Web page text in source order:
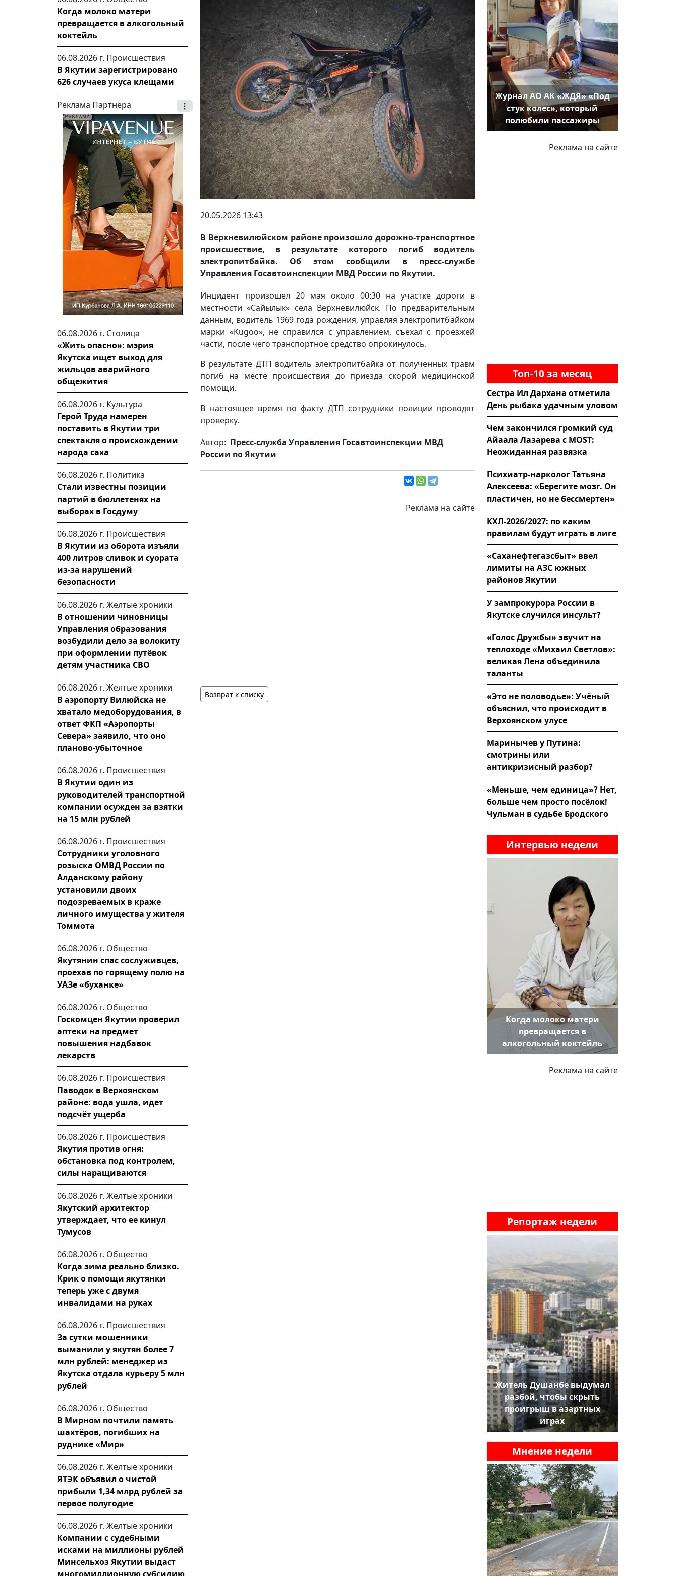
Когда молоко матери
превращается в алкогольный
коктейль
06.08.2026 г. Происшествия
В Якутии зарегистрировано
626 случаев укуса клещами
Реклама Партнёра
06.08.2026 г. Столица
«Жить опасно»: мэрия
Якутска ищет выход для
жильцов аварийного
общежития
06.08.2026 г. Культура
Герой Труда намерен
поставить в Якутии три
спектакля о происхождении
народа саха
06.08.2026 г. Политика
Стали известны позиции
партий в бюллетенях на
выборах в Госдуму
06.08.2026 г. Происшествия
В Якутии из оборота изъяли
400 литров сливок и суората
из-за нарушений
безопасности
06.08.2026 г. Желтые хроники
В отношении чиновницы
Управления образования
возбудили дело за волокиту
при оформлении путёвок
детям участника СВО
06.08.2026 г. Желтые хроники
В аэропорту Вилюйска не
хватало медоборудования, в
ответ ФКП «Аэропорты
Севера» заявило, что оно
планово-убыточное
06.08.2026 г. Происшествия
В Якутии один из
руководителей транспортной
компании осужден за взятки
на 15 млн рублей
06.08.2026 г. Происшествия
Сотрудники уголовного
розыска ОМВД России по
Алданскому району
установили двоих
подозреваемых в краже
личного имущества у жителя
Томмота
06.08.2026 г. Общество
Якутянин спас сослуживцев,
проехав по горящему полю на
УАЗе «буханке»
06.08.2026 г. Общество
Госкомцен Якутии проверил
аптеки на предмет
повышения надбавок
лекарств
06.08.2026 г. Происшествия
Паводок в Верхоянском
районе: вода ушла, идет
подсчёт ущерба
06.08.2026 г. Происшествия
Якутия против огня:
обстановка под контролем,
силы наращиваются
06.08.2026 г. Желтые хроники
Якутский архитектор
утверждает, что ее кинул
Тумусов
06.08.2026 г. Общество
Когда зима реально близко.
Крик о помощи якутянки
теперь уже с двумя
инвалидами на руках
06.08.2026 г. Происшествия
За сутки мошенники
выманили у якутян более 7
млн рублей: менеджер из
Якутска отдала курьеру 5 млн
рублей
06.08.2026 г. Общество
В Мирном почтили память
шахтёров, погибших на
руднике «Мир»
06.08.2026 г. Желтые хроники
ЯТЭК объявил о чистой
прибыли 1,34 млрд рублей за
первое полугодие
06.08.2026 г. Желтые хроники
Компании с судебными
исками на миллионы рублей
Минсельхоз Якутии выдаст
20.05.2026 13:43
В Верхневилюйском районе произошло дорожно-транспортное
происшествие, в результате которого погиб водитель
электропитбайка. Об этом сообщили в пресс-службе
Управления Госавтоинспекции МВД России по Якутии.
Инцидент произошел 20 мая около 00:30 на участке дороги в
местности «Сайылык» села Верхневилюйск. По предварительным
данным, водитель 1969 года рождения, управляя электропитбайком
марки «Kugoo», не справился с управлением, съехал с проезжей
части, после чего транспортное средство опрокинулось.
В результате ДТП водитель электропитбайка от полученных травм
погиб на месте происшествия до приезда скорой медицинской
помощи.
В настоящее время по факту ДТП сотрудники полиции проводят
проверку.
Автор: Пресс-служба Управления Госавтоинспекции МВД
России по Якутии
Реклама на сайте
Возврат к списку
Журнал АО АК «ЖДЯ» «Под
стук колес», который
полюбили пассажиры
Реклама на сайте
Топ-10 за месяц
Сестра Ил Дархана отметила
День рыбака удачным уловом
Чем закончился громкий суд
Айаала Лазарева с MOST:
Неожиданная развязка
Психиатр-нарколог Татьяна
Алексеева: «Берегите мозг. Он
пластичен, но не бессмертен»
КХЛ-2026/2027: по каким
правилам будут играть в лиге
«Саханефтегазсбыт» ввел
лимиты на АЗС южных
районов Якутии
У зампрокурора России в
Якутске случился инсульт?
«Голос Дружбы» звучит на
теплоходе «Михаил Светлов»:
великая Лена объединила
таланты
«Это не половодье»: Учёный
объяснил, что происходит в
Верхоянском улусе
Маринычев у Путина:
смотрины или
антикризисный разбор?
«Меньше, чем единица»? Нет,
больше чем просто посёлок!
Чульман в судьбе Бродского
Интервью недели
Когда молоко матери
превращается в
алкогольный коктейль
Реклама на сайте
Репортаж недели
Житель Душанбе выдумал
разбой, чтобы скрыть
проигрыш в азартных
играх
Мнение недели